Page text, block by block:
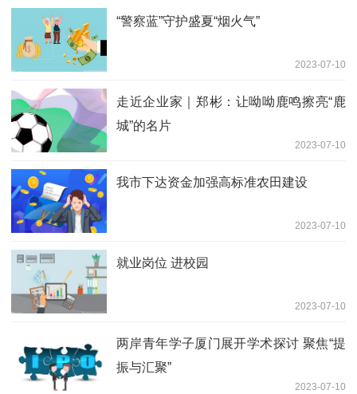
“警察蓝”守护盛夏“烟火气”
2023-07-10
走近企业家｜郑彬：让呦呦鹿鸣擦亮“鹿
城”的名片
2023-07-10
我市下达资金加强高标准农田建设
2023-07-10
就业岗位 进校园
2023-07-10
两岸青年学子厦门展开学术探讨 聚焦“提
振与汇聚”
2023-07-10